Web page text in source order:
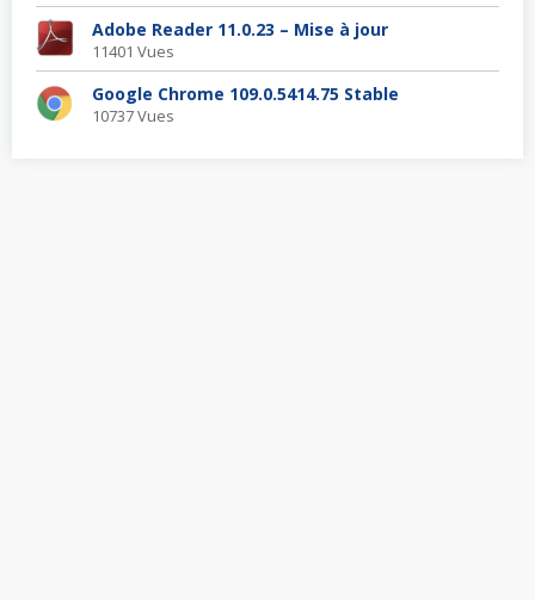
Adobe Reader 11.0.23 – Mise à jour
11401 Vues
Google Chrome 109.0.5414.75 Stable
10737 Vues